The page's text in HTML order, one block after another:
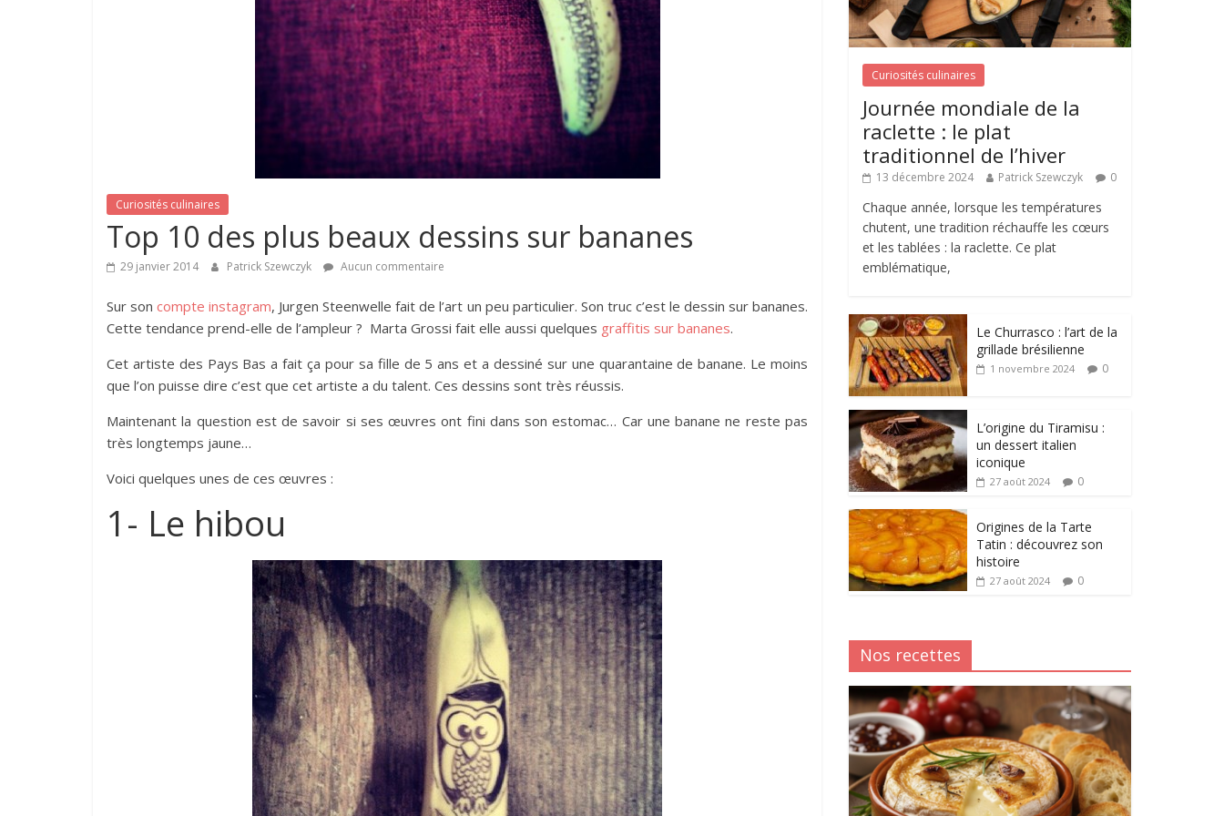
Curiosités culinaires
Top 10 des plus beaux dessins sur bananes
29 janvier 2014 Patrick Szewczyk Aucun commentaire
Sur soncompte instagram, Jurgen Steenwelle fait de l’art un peu particulier. Son truc c’est le dessin sur bananes.
Cette tendance prend-elle de l’ampleur ? Marta Grossi fait elle aussi quelques graffitis sur bananes.
Cet artiste des Pays Bas a fait ça pour sa fille de 5 ans et a dessiné sur une quarantaine de banane. Le moins
que l’on puisse dire c’est que cet artiste a du talent. Ces dessins sont très réussis.
Maintenant la question est de savoir si ses œuvres ont fini dans son estomac… Car une banane ne reste pas
très longtemps jaune…
Voici quelques unes de ces œuvres :
1- Le hibou
Curiosités culinaires
Journée mondiale de la
raclette : le plat
traditionnel de l’hiver
13 décembre 2024 Patrick Szewczyk 0
Chaque année, lorsque les températures
chutent, une tradition réchauffe les cœurs
et les tablées : la raclette. Ce plat
emblématique,
Le Churrasco : l’art de la
grillade brésilienne
1 novembre 2024 0
L’origine du Tiramisu :
un dessert italien
iconique
27 août 2024 0
Origines de la Tarte
Tatin : découvrez son
histoire
27 août 2024 0
Nos recettes